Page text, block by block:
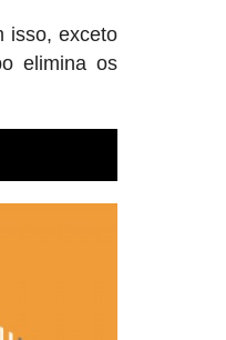
isso, exceto
elimina os